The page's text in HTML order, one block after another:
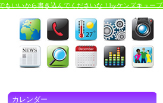
もいいから書き込んでくださいな！byケンズキューブ
カレンダー